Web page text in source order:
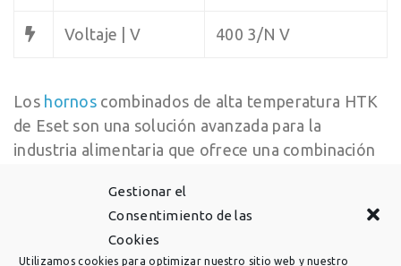
Gestionar el
Consentimiento de las
Cookies
Utilizamos cookies para optimizar nuestro sitio web y nuestro
Voltaje | V 400 3/N V
Los hornos combinados de alta temperatura HTK
de Eset son una solución avanzada para la
industria alimentaria que ofrece una combinación
en modelos HTK 70/16 DB y HTK 300/17 DB,
estos hornos destacan por su capacidad para
alcanzar altas temperaturas de manera eficiente y